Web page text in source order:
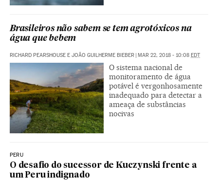
Brasileiros não sabem se tem agrotóxicos na
água que bebem
RICHARD PEARSHOUSE E JOÃO GUILHERME BIEBER | MAR 22, 2018 - 10:08 EDT
O sistema nacional de
monitoramento de água
potável é vergonhosamente
inadequado para detectar a
ameaça de substâncias
nocivas
PERU
O desafio do sucessor de Kuczynski frente a
um Peru indignado